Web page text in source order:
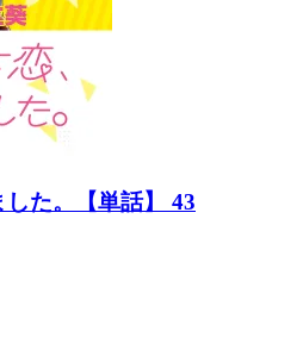
た。【単話】 43